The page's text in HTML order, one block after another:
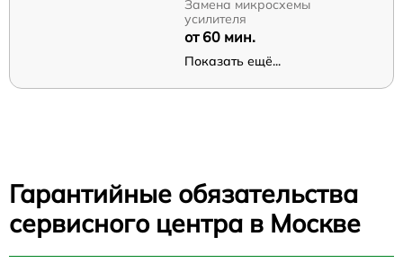
Замена микросхемы
усилителя
от 60 мин.
Показать ещё...
Гарантийные обязательства
сервисного центра в Москве